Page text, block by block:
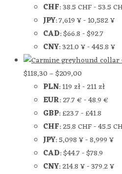
CHF:38.5 CHF-53.5
JPY:7,619 ¥-10,582 ¥
CAD:$66.8-$92.7
CNY:321.0 ¥-445.8 ¥
$118,30–$209,00
PLN:119 zł-211 zł
EUR:27.7 €-48.9 €
GBP:£23.7-£41.8
CHF:25.8 CHF-45.5
JPY:5,098 ¥-8,999 ¥
CAD:$44.7-$78.9
CNY:214.8 ¥-379.2 ¥